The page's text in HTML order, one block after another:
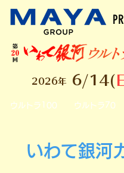
2026年 6/14(
ウルトラ100 ウルトラ70
いわて銀河